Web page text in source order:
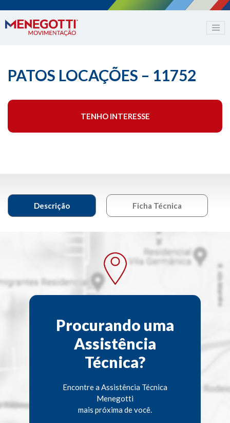
PATOS LOCAÇÕES – 11752
TENHO INTERESSE
Descrição Ficha Técnica
Procurando uma
Assistência
Técnica?
Encontre a Assistência Técnica
Menegotti
mais próxima de você.